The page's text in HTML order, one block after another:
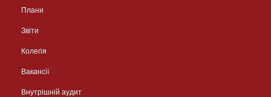
Плани
Звіти
Колегія
Вакансії
Внутрішній аудит